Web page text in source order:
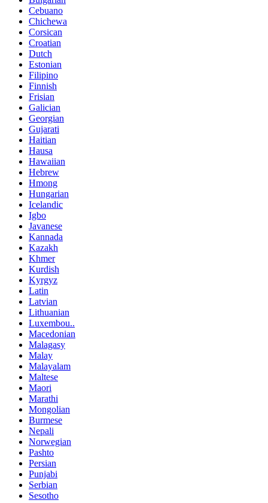
Cebuano
Chichewa
Corsican
Croatian
Dutch
Estonian
Filipino
Finnish
Frisian
Galician
Georgian
Gujarati
Haitian
Hausa
Hawaiian
Hebrew
Hmong
Hungarian
Icelandic
Igbo
Javanese
Kannada
Kazakh
Khmer
Kurdish
Kyrgyz
Latin
Latvian
Lithuanian
Luxembou..
Macedonian
Malagasy
Malay
Malayalam
Maltese
Maori
Marathi
Mongolian
Burmese
Nepali
Norwegian
Pashto
Persian
Punjabi
Serbian
Sesotho